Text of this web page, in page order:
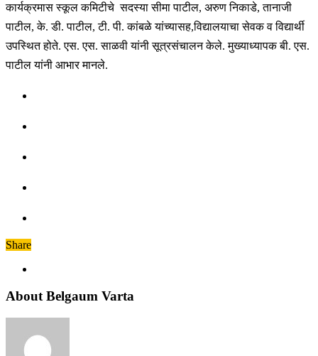
कार्यक्रमास स्कूल कमिटीचे सदस्या सीमा पाटील, अरुण निकाडे, तानाजी
पाटील, के. डी. पाटील, टी. पी. कांबळे यांच्यासह,विद्यालयाचा सेवक व विद्यार्थी
उपस्थित होते. एस. एस. साळवी यांनी सूत्रसंचालन केले. मुख्याध्यापक बी. एस.
पाटील यांनी आभार मानले.
Share
About Belgaum Varta